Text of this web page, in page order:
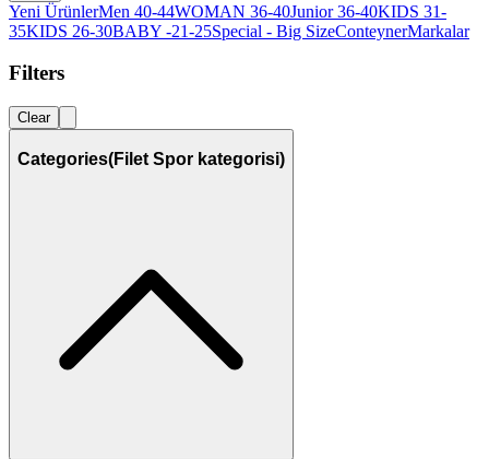
Yeni ÜrünlerMen 40-44WOMAN 36-40Junior 36-40KIDS 31-
35KIDS 26-30BABY -21-25Special - Big SizeConteynerMarkalar
Filters
Clear
Categories(Filet Spor kategorisi)